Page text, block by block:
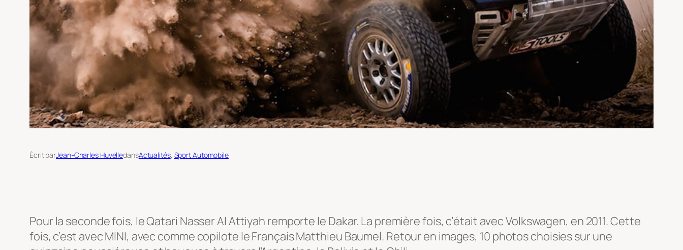
Écrit parJean-Charles HuvelledansActualités, Sport Automobile
Pour la seconde fois, le Qatari Nasser Al Attiyah remporte le Dakar. La première fois, c’était avec Volkswagen, en 2011. Cette
fois, c’est avec MINI, avec comme copilote le Français Matthieu Baumel. Retour en images, 10 photos choisies sur une